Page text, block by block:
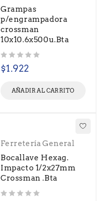
Grampas
p/engrampadora
crossman
10x10.6x500u.Bta
$1.922
AÑADIR AL CARRITO
Ferretería General
Bocallave Hexag.
Impacto 1/2x27mm
Crossman .Bta